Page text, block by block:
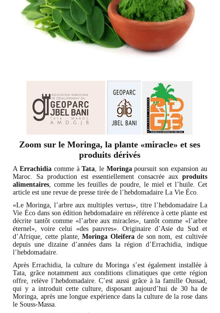
Zoom sur le Moringa, la plante «miracle» et ses
produits dérivés
AErrachidia comme àTata, le Moringapoursuit son expansion au
Maroc. Sa production est essentiellement consacrée aux produits
alimentaires, comme les feuilles de poudre, le miel et l’huile. Cet
article est une revue de presse tirée de l’hebdomadaire La Vie Éco.
«Le Moringa, l’arbre aux multiples vertus», titre l’hebdomadaire La
Vie Éco dans son édition hebdomadaire en référence à cette plante est
décrite tantôt comme «l’arbre aux miracles», tantôt comme «l’arbre
éternel», voire celui «des pauvres». Originaire d’Asie du Sud et
d’Afrique, cette plante,Moringa Oleiferade son nom, est cultivée
depuis une dizaine d’années dans la région d’Errachidia, indique
l’hebdomadaire.
Après Errachidia, la culture du Moringa s’est également installée à
Tata, grâce notamment aux conditions climatiques que cette région
offre, relève l’hebdomadaire. C’est aussi grâce à la famille Oussad,
qui y a introduit cette culture, disposant aujourd’hui de 30 ha de
Moringa, après une longue expérience dans la culture de la rose dans
le Souss-Massa.